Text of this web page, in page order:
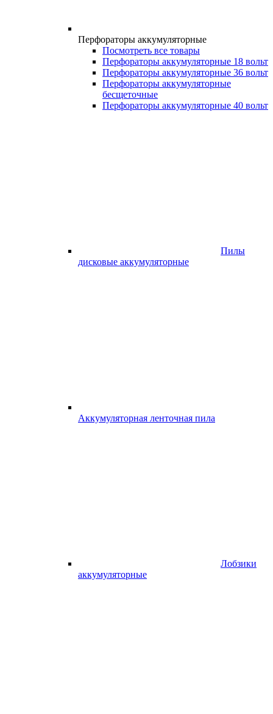
Перфораторы аккумуляторные
Посмотреть все товары
Перфораторы аккумуляторные 18 вольт
Перфораторы аккумуляторные 36 вольт
Перфораторы аккумуляторные
бесщеточные
Перфораторы аккумуляторные 40 вольт
Пилы
дисковые аккумуляторные
Аккумуляторная ленточная пила
Лобзики
аккумуляторные